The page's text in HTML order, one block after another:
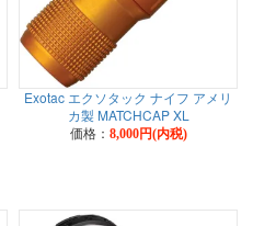
Exotac エクソタック ナイフ アメリ
カ製 MATCHCAP XL
価格： 8,000円(内税)